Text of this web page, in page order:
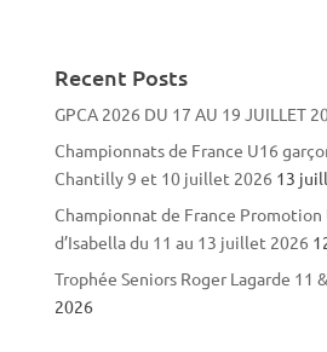
Recent Posts
GPCA 2026 DU 17 AU 19 JUILLET
Championnats de France U16
Chantilly 9 et 10 juillet 2026 13
Championnat de France Promotion
d’Isabella du 11 au 13 juillet 2026
Trophée Seniors Roger Lagarde 11
2026